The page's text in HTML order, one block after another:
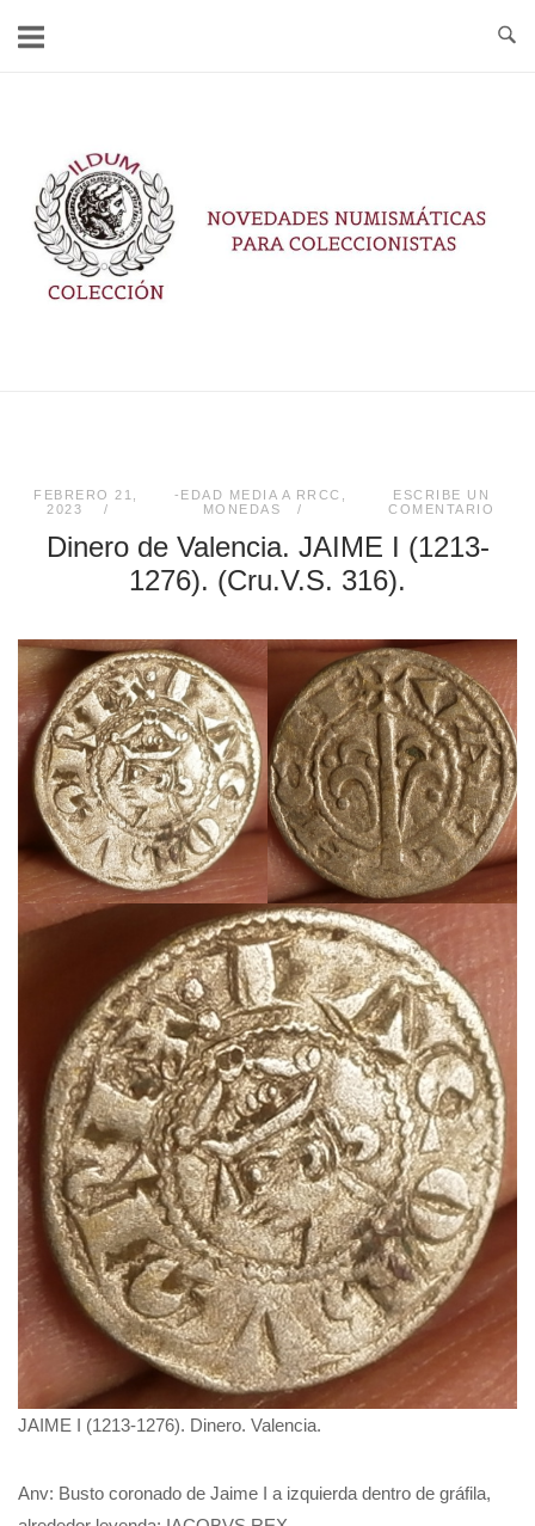
FEBRERO 21,
2023
-EDAD MEDIA A RRCC
MONEDAS
ESCRIBE UN
COMENTARIO
Dinero de Valencia. JAIME I (1213-
1276). (Cru.V.S. 316).
JAIME I (1213-1276). Dinero. Valencia.
Anv: Busto coronado de Jaime I a izquierda dentro de gráfila,